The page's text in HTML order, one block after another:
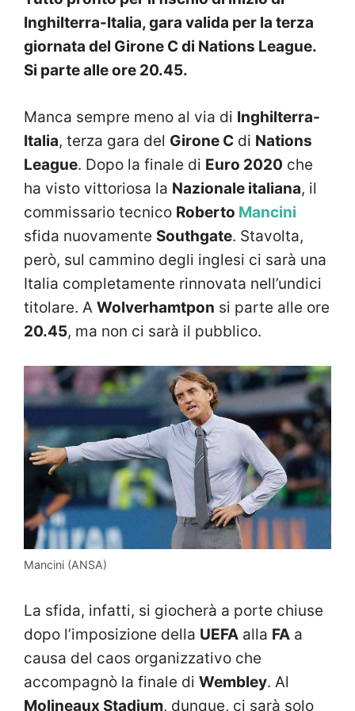
Inghilterra-Italia, gara valida per la terza
giornata del Girone C di Nations League.
Si parte alle ore 20.45.
Manca sempre meno al via di Inghilterra-
Italia, terza gara del Girone C di Nations
League. Dopo la finale di Euro 2020 che
ha visto vittoriosa la Nazionale italiana, il
commissario tecnico Roberto Mancini
sfida nuovamente Southgate. Stavolta,
però, sul cammino degli inglesi ci sarà una
Italia completamente rinnovata nell’undici
titolare. A Wolverhamtpon si parte alle ore
20.45, ma non ci sarà il pubblico.
Mancini (ANSA)
La sfida, infatti, si giocherà a porte chiuse
dopo l’imposizione della UEFA alla FA a
causa del caos organizzativo che
accompagnò la finale di Wembley. Al
Molineaux Stadium, dunque, ci sarà solo